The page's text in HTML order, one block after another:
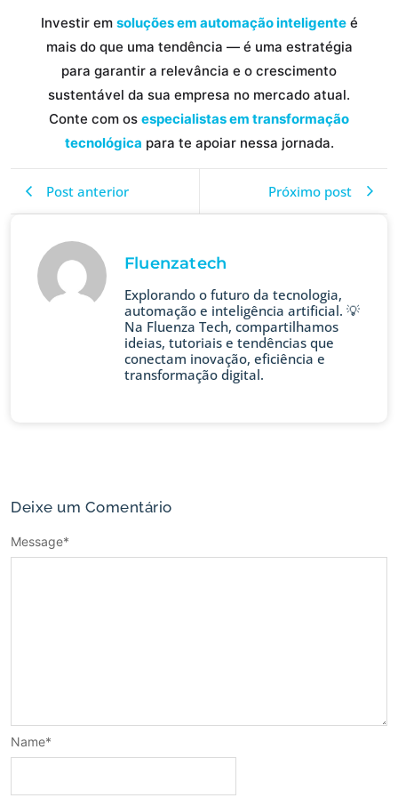
Investir em soluções em automação inteligenteé
mais do que uma tendência — é uma estratégia
para garantir a relevância e o crescimento
sustentável da sua empresa no mercado atual.
Conte com os especialistas em transformação
tecnológica para te apoiar nessa jornada.
Post anterior Próximo post
Fluenzatech
Explorando o futuro da tecnologia,
automação e inteligência artificial. 💡
Na Fluenza Tech, compartilhamos
ideias, tutoriais e tendências que
conectam inovação, eficiência e
transformação digital.
Deixe um Comentário
Message*
Name*